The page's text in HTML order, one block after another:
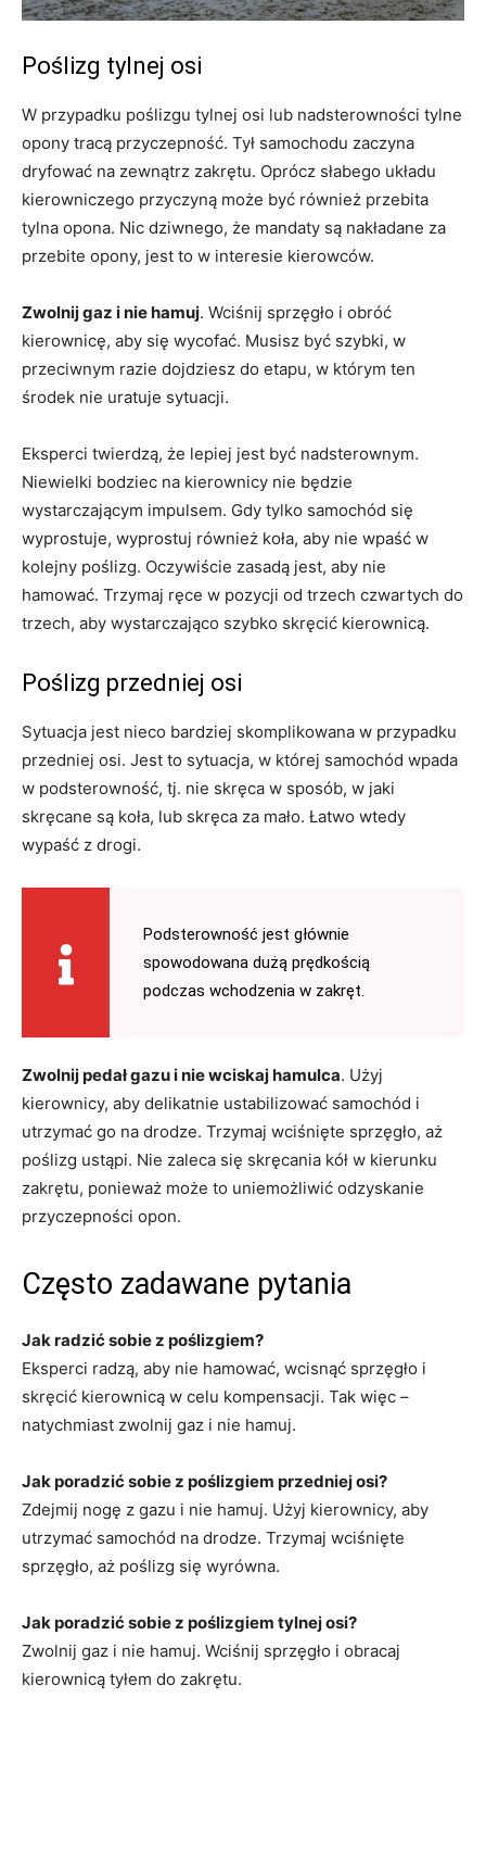
Poślizg tylnej osi
W przypadku poślizgu tylnej osi lub nadsterowności tylne
opony tracą przyczepność. Tył samochodu zaczyna
dryfować na zewnątrz zakrętu. Oprócz słabego układu
kierowniczego przyczyną może być również przebita
tylna opona. Nic dziwnego, że mandaty są nakładane za
przebite opony, jest to w interesie kierowców.
Zwolnij gaz i nie hamuj. Wciśnij sprzęgło i obróć
kierownicę, aby się wycofać. Musisz być szybki, w
przeciwnym razie dojdziesz do etapu, w którym ten
środek nie uratuje sytuacji.
Eksperci twierdzą, że lepiej jest być nadsterownym.
Niewielki bodziec na kierownicy nie będzie
wystarczającym impulsem. Gdy tylko samochód się
wyprostuje, wyprostuj również koła, aby nie wpaść w
kolejny poślizg. Oczywiście zasadą jest, aby nie
hamować. Trzymaj ręce w pozycji od trzech czwartych do
trzech, aby wystarczająco szybko skręcić kierownicą.
Poślizg przedniej osi
Sytuacja jest nieco bardziej skomplikowana w przypadku
przedniej osi. Jest to sytuacja, w której samochód wpada
w podsterowność, tj. nie skręca w sposób, w jaki
skręcane są koła, lub skręca za mało. Łatwo wtedy
wypaść z drogi.
Podsterowność jest głównie
spowodowana dużą prędkością
podczas wchodzenia w zakręt.
Zwolnij pedał gazu i nie wciskaj hamulca. Użyj
kierownicy, aby delikatnie ustabilizować samochód i
utrzymać go na drodze. Trzymaj wciśnięte sprzęgło, aż
poślizg ustąpi. Nie zaleca się skręcania kół w kierunku
zakrętu, ponieważ może to uniemożliwić odzyskanie
przyczepności opon.
Często zadawane pytania
Jak radzić sobie z poślizgiem?
Eksperci radzą, aby nie hamować, wcisnąć sprzęgło i
skręcić kierownicą w celu kompensacji. Tak więc –
natychmiast zwolnij gaz i nie hamuj.
Jak poradzić sobie z poślizgiem przedniej osi?
Zdejmij nogę z gazu i nie hamuj. Użyj kierownicy, aby
utrzymać samochód na drodze. Trzymaj wciśnięte
sprzęgło, aż poślizg się wyrówna.
Jak poradzić sobie z poślizgiem tylnej osi?
Zwolnij gaz i nie hamuj. Wciśnij sprzęgło i obracaj
kierownicą tyłem do zakrętu.